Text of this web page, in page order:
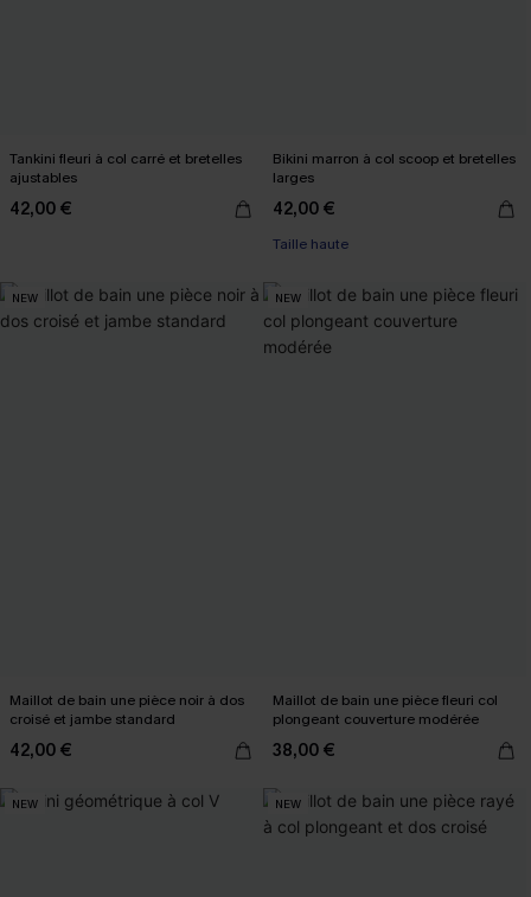
Tankini fleuri à col carré et bretelles
ajustables
42,00 €
Bikini marron à col scoop et bretelles
larges
42,00 €
Taille haute
NEW
Maillot de bain une pièce noir à dos
croisé et jambe standard
42,00 €
NEW
Maillot de bain une pièce fleuri col
plongeant couverture modérée
38,00 €
NEW NEW